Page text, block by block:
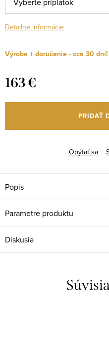
Detailné informácie
Výroba + doručenie - cca 30 dní!
163 €
cena:
PRIDAŤ
Opýtať sa
Popis
Parametre produktu
Diskusia